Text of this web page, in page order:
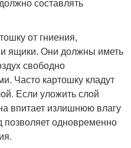
составлять
от гниения,
ящики. Они должны иметь
свободно
Часто картошку кладут
Если уложить слой
впитает излишнюю влагу
позволяет одновременно